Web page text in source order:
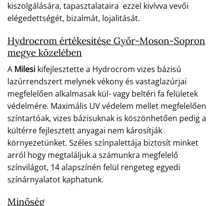
kiszolgálására, tapasztalataira ezzel kivívva vevői
elégedettségét, bizalmát, lojalitását.
Hydrocrom értékesítése Győr-Moson-Sopron
megye közelében
A Milesi kifejlesztette a Hydrocrom vizes bázisú
lazúrrendszert melynek vékony és vastaglazúrjai
megfelelően alkalmasak kül- vagy beltéri fa felületek
védelmére. Maximális UV védelem mellet megfelelően
színtartóak, vizes bázisuknak is köszönhetően pedig a
kültérre fejlesztett anyagai nem károsítják
környezetünket. Széles színpalettája biztosít minket
arról hogy megtaláljuk a számunkra megfelelő
színvilágot, 14 alapszínén felül rengeteg egyedi
színárnyalatot kaphatunk.
Minőség